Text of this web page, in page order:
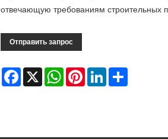
отвечающую требованиям строительных
Отправить запрос
Facebook
X WhatsAppPinterestLinkedInShare